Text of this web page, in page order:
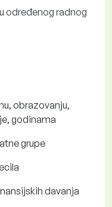
određenog radnog
obrazovanju,
godinama
grupe
davanja